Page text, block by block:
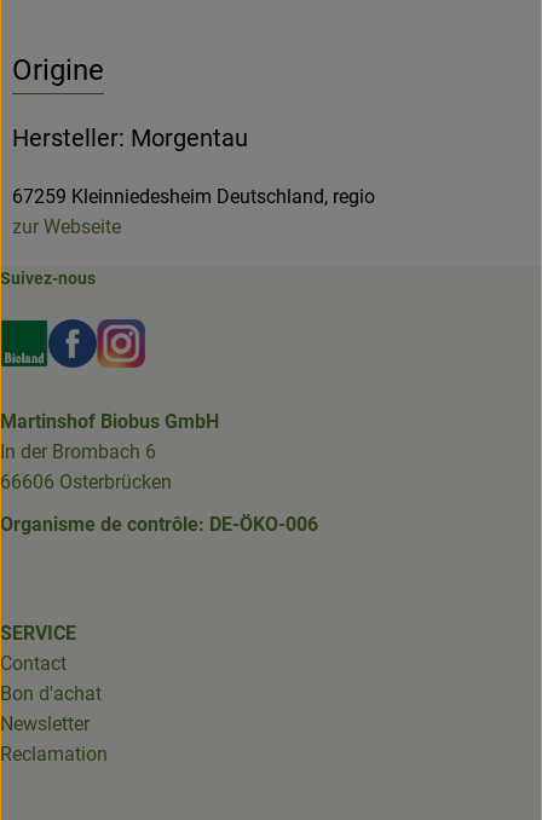
Origine
Hersteller: Morgentau
67259 Kleinniedesheim Deutschland, regio
zur Webseite
Suivez-nous
Externer Link zu https://www.bioland.de/verbraucher
Externer Link zu https://www.facebook.com/
Externer Link zu https://www.instagram.com/
Martinshof Biobus GmbH
In der Brombach 6
66606 Osterbrücken
Organisme de contrôle: DE-ÖKO-006
SERVICE
Contact
Bon d'achat
Newsletter
Reclamation